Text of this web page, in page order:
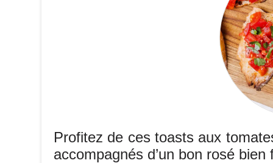
Profitez de ces toasts aux
accompagnés d’un bon rosé